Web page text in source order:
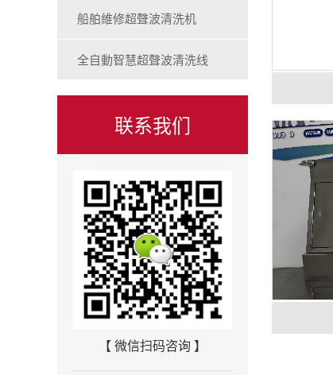
船舶維修超聲波清洗机
全自動智慧超聲波清洗线
联系我们
【 微信扫码咨询 】